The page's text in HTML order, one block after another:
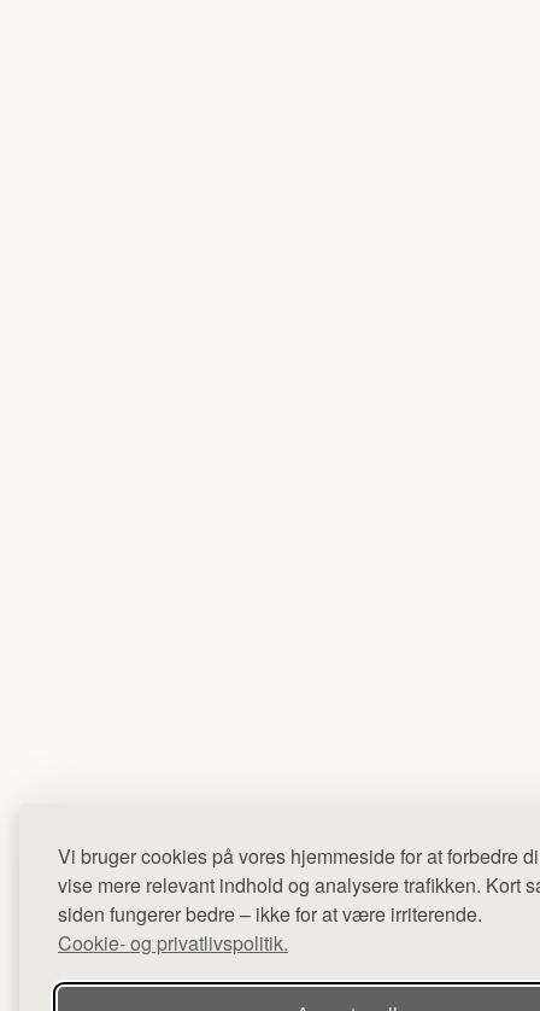
Vi bruger cookies på vores hjemmeside for at forbedre
vise mere relevant indhold og analysere trafikken. Kort
siden fungerer bedre – ikke for at være irriterende.
Cookie- og privatlivspolitik.